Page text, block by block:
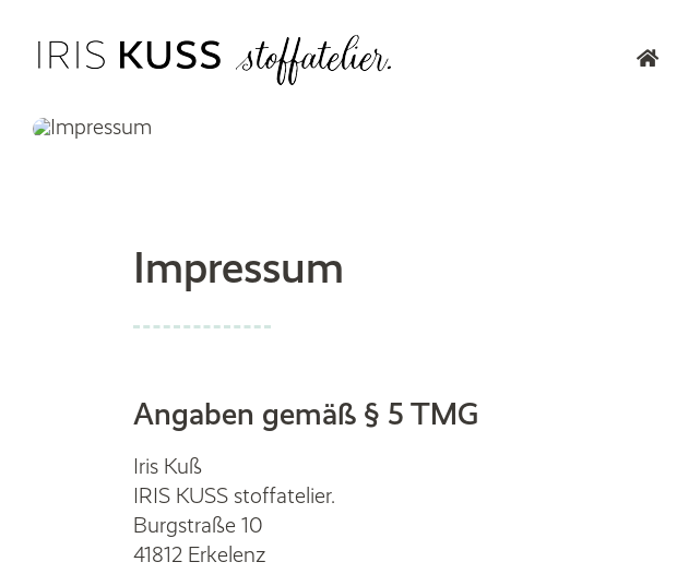
Inhalt
springen
Impressum
Angaben gemäß § 5 TMG
Iris Kuß
IRIS KUSS stoffatelier.
Burgstraße 10
41812 Erkelenz